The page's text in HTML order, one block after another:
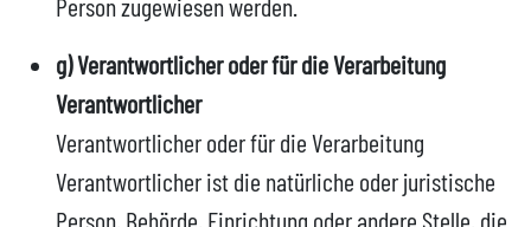
g) Verantwortlicher oder für die Verarbeitung
Verantwortlicher
Verantwortlicher oder für die Verarbeitung
Verantwortlicher ist die natürliche oder juristische
Person, Behörde, Einrichtung oder andere Stelle, die